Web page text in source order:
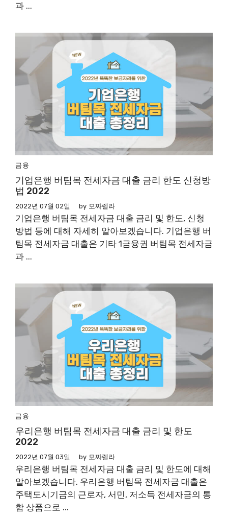
과 ...
금융
기업은행 버팀목 전세자금 대출 금리 한도 신청방
법 2022
2022년 07월 02일 by 모짜렐라
기업은행 버팀목 전세자금 대출 금리 및 한도, 신청
방법 등에 대해 자세히 알아보겠습니다. 기업은행 버
팀목 전세자금 대출은 기타 1금융권 버팀목 전세자금
과 ...
금융
우리은행 버팀목 전세자금 대출 금리 및 한도
2022
2022년 07월 03일 by 모짜렐라
우리은행 버팀목 전세자금 대출 금리 및 한도에 대해
알아보겠습니다. 우리은행 버팀목 전세자금 대출은
주택도시기금의 근로자, 서민, 저소득 전세자금의 통
합 상품으로 ...